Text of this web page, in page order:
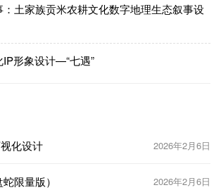
：土家族贡米农耕文化数字地理生态叙事设
IP形象设计—“七遇”
化设计 2026年2月6日
限量版） 2026年2月6日